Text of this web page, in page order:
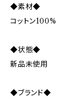
◆素材◆
コットン100%
◆状態◆
新品未使用
◆ブランド◆